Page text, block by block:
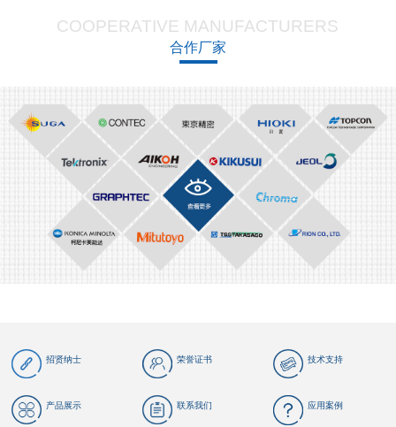
COOPERATIVE MANUFACTURERS
合作厂家
招贤纳士 荣誉证书 技术支持
产品展示 联系我们 应用案例